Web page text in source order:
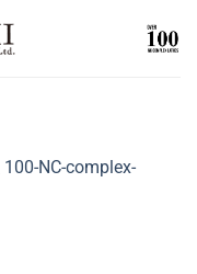
100-NC-complex-